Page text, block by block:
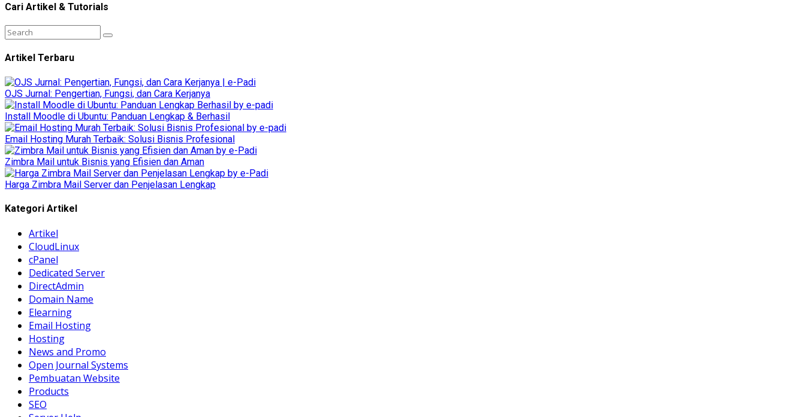
Cari Artikel & Tutorials
Artikel Terbaru
OJS Jurnal: Pengertian, Fungsi, dan Cara Kerjanya
Install Moodle di Ubuntu: Panduan Lengkap & Berhasil
Email Hosting Murah Terbaik: Solusi Bisnis Profesional
Zimbra Mail untuk Bisnis yang Efisien dan Aman
Harga Zimbra Mail Server dan Penjelasan Lengkap
Kategori Artikel
Artikel
CloudLinux
cPanel
Dedicated Server
DirectAdmin
Domain Name
Elearning
Email Hosting
Hosting
News and Promo
Open Journal Systems
Pembuatan Website
Products
SEO